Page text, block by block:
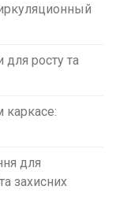
росту та
для
захисних